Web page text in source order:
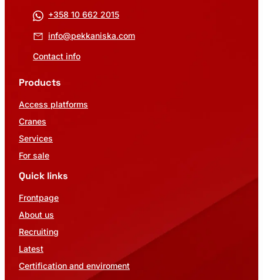
+358 10 662 2015
info@pekkaniska.com
Contact info
Products
Access platforms
Cranes
Services
For sale
Quick links
Frontpage
About us
Recruiting
Latest
Certification and enviroment